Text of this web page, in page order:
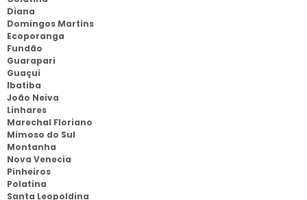
Diana
Domingos Martins
Ecoporanga
Fundão
Guarapari
Guaçui
Ibatiba
João Neiva
Linhares
Marechal Floriano
Mimoso do Sul
Montanha
Nova Venecia
Pinheiros
Polatina
Santa Leopoldina